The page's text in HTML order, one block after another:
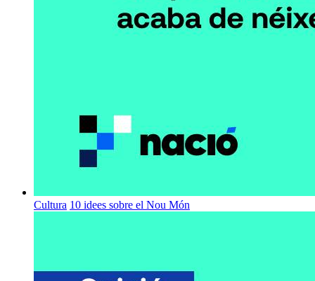
Cultura 10 idees sobre el Nou Món